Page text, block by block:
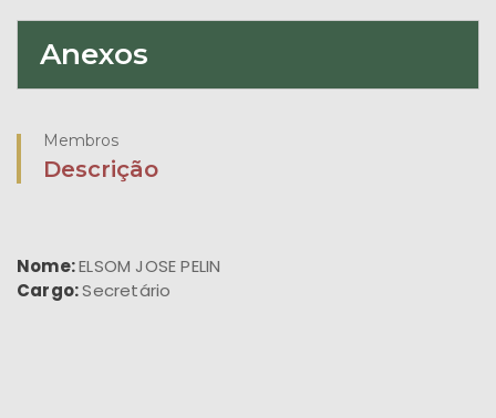
Anexos
Membros
Descrição
Nome:ELSOM JOSE PELIN
Cargo:Secretário